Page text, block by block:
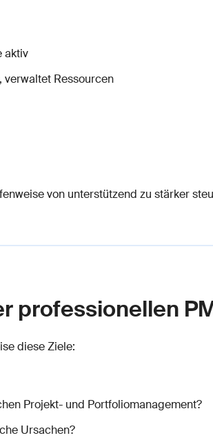
aktiv
verwaltet Ressourcen
von unterstützend zu stärker
professionellen
diese Ziele:
Projekt- und Portfoliomanagement?
Ursachen?